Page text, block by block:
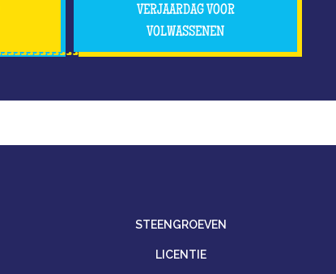
VERJAARDAG VOOR
VOLWASSENEN
STEENGROEVEN
LICENTIE